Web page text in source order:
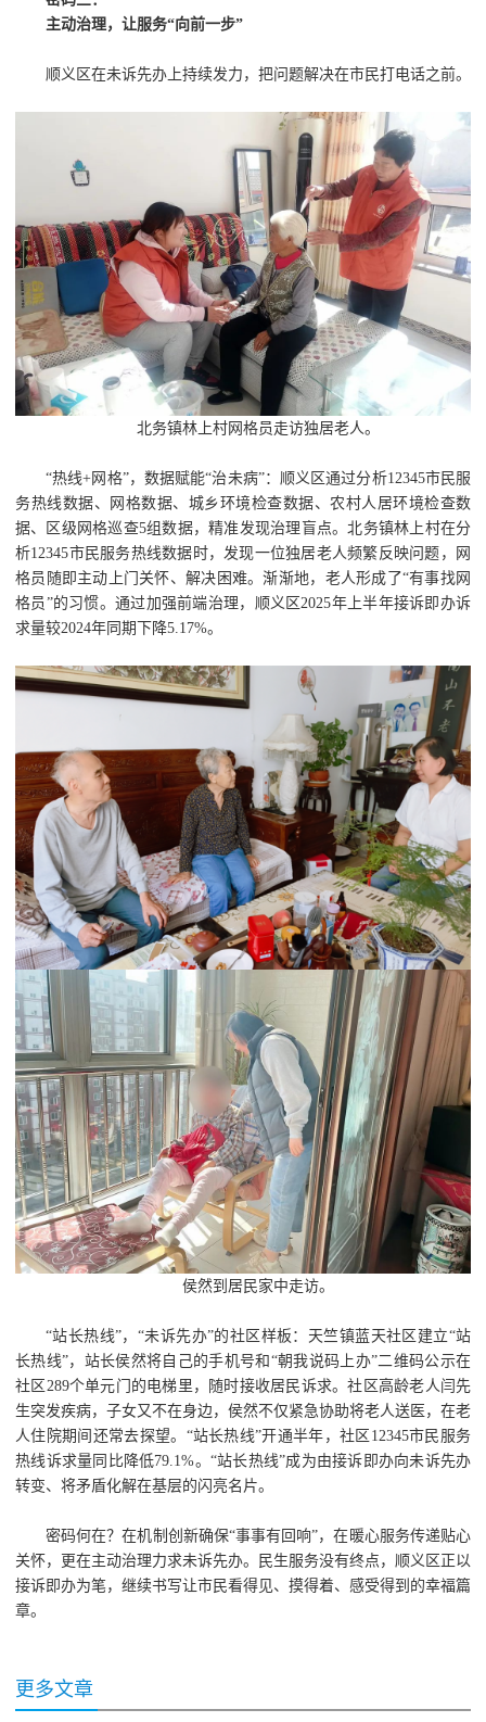
主动治理，让服务“向前一步”
顺义区在未诉先办上持续发力，把问题解决在市民打电话之前。
北务镇林上村网格员走访独居老人。
“热线+网格”，数据赋能“治未病”：顺义区通过分析12345市民服
务热线数据、网格数据、城乡环境检查数据、农村人居环境检查数
据、区级网格巡查5组数据，精准发现治理盲点。北务镇林上村在分
析12345市民服务热线数据时，发现一位独居老人频繁反映问题，网
格员随即主动上门关怀、解决困难。渐渐地，老人形成了“有事找网
格员”的习惯。通过加强前端治理，顺义区2025年上半年接诉即办诉
求量较2024年同期下降5.17%。
侯然到居民家中走访。
“站长热线”，“未诉先办”的社区样板：天竺镇蓝天社区建立“站
长热线”，站长侯然将自己的手机号和“朝我说码上办”二维码公示在
社区289个单元门的电梯里，随时接收居民诉求。社区高龄老人闫先
生突发疾病，子女又不在身边，侯然不仅紧急协助将老人送医，在老
人住院期间还常去探望。“站长热线”开通半年，社区12345市民服务
热线诉求量同比降低79.1%。“站长热线”成为由接诉即办向未诉先办
转变、将矛盾化解在基层的闪亮名片。
密码何在？在机制创新确保“事事有回响”，在暖心服务传递贴心
关怀，更在主动治理力求未诉先办。民生服务没有终点，顺义区正以
接诉即办为笔，继续书写让市民看得见、摸得着、感受得到的幸福篇
章。
更多文章